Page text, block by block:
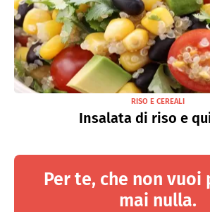
RISO E CEREALI
Insalata di riso e
Per te, che non
mai nulla.